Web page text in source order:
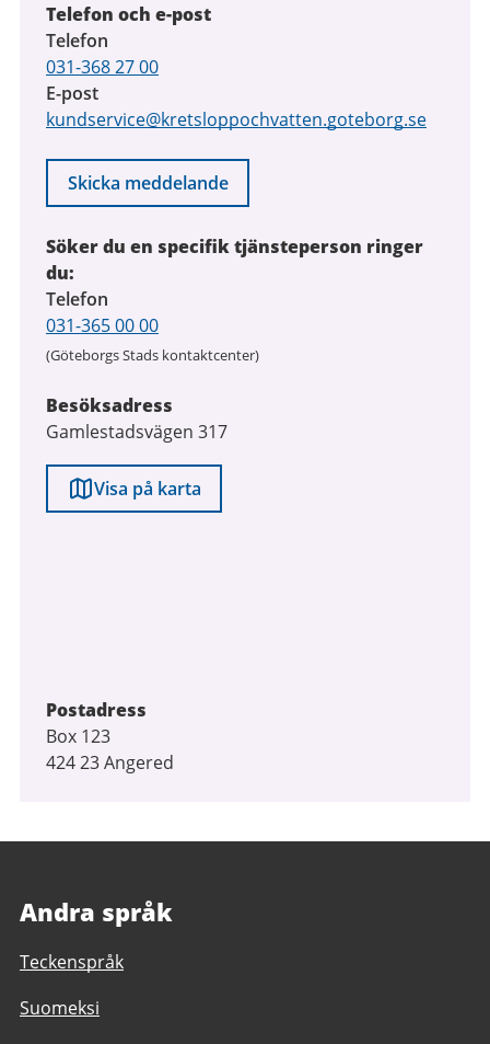
Telefon och e-post
Telefon
031-368 27 00
E-post
kundservice@kretsloppochvatten.goteborg.se
Skicka meddelande
Söker du en specifik tjänsteperson ringer
du:
Telefon
031-365 00 00
(Göteborgs Stads kontaktcenter)
Besöksadress
Gamlestadsvägen 317
Visa på karta
Postadress
Box 123
424 23 Angered
Andra språk
Teckenspråk
Suomeksi